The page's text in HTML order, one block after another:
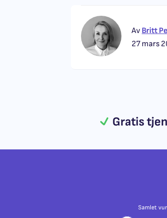
Av Britt
27 mars
Gratis
Samlet